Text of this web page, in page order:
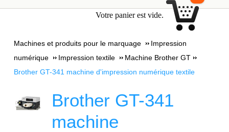
Votre panier est vide.
Machines et produits pour le marquage
Impression
numérique
Impression textile
Machine Brother GT
Brother GT-341 machine d'impression numérique textile
Brother GT-341
machine